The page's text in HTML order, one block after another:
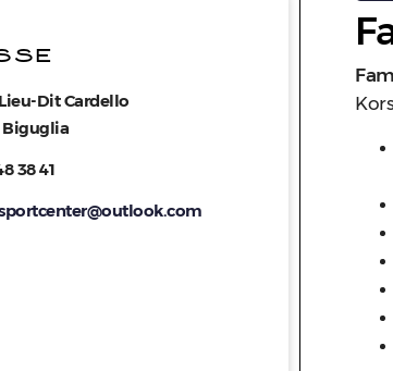
Lieu-Dit Cardello
38 41